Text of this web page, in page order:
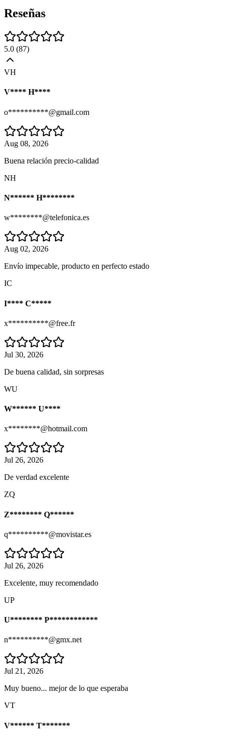
Reseñas
5.0 (87)
VH
V**** H****
o**********@gmail.com
Aug 08, 2026
Buena relación precio-calidad
NH
N****** H********
w********@telefonica.es
Aug 02, 2026
Envío impecable, producto en perfecto estado
IC
I**** C*****
x**********@free.fr
Jul 30, 2026
De buena calidad, sin sorpresas
WU
W****** U****
x********@hotmail.com
Jul 26, 2026
De verdad excelente
ZQ
Z******** Q******
q**********@movistar.es
Jul 26, 2026
Excelente, muy recomendado
UP
U******** P************
n**********@gmx.net
Jul 21, 2026
Muy bueno... mejor de lo que esperaba
VT
V****** T*******